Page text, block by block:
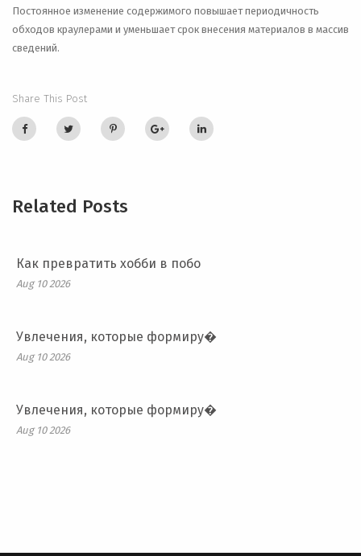
Постоянное изменение содержимого повышает периодичность
обходов краулерами и уменьшает срок внесения материалов в массив
сведений.
Share This Post
Related Posts
Как превратить хобби в побо
Aug 10 2026
Увлечения, которые формиру�
Aug 10 2026
Увлечения, которые формиру�
Aug 10 2026